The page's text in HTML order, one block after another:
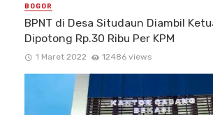
BOGOR
BPNT di Desa Situdaun Diambil
Dipotong Rp.30 Ribu Per KPM
1 Maret 2022 12486 views